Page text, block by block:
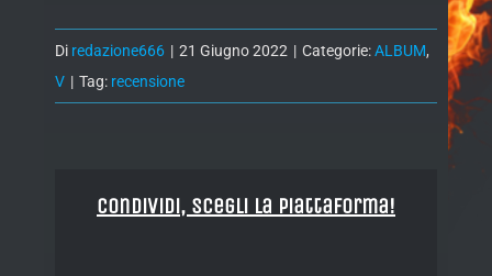
Di redazione666 | 21 Giugno 2022 | Categorie:ALBUM,
V | Tag: recensione
Condividi, Scegli la piattaforma!